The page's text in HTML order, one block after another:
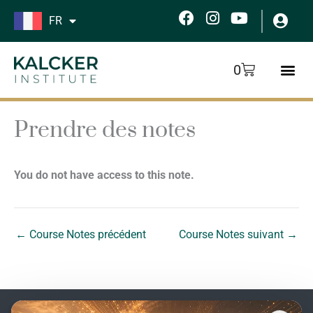
Aller
FR
F
c
o
k
I
s
g
Y
u
t
u
b
0
Panier
Prendre des notes
You do not have access to this note.
← Course Notes précédent Course Notes suivant →